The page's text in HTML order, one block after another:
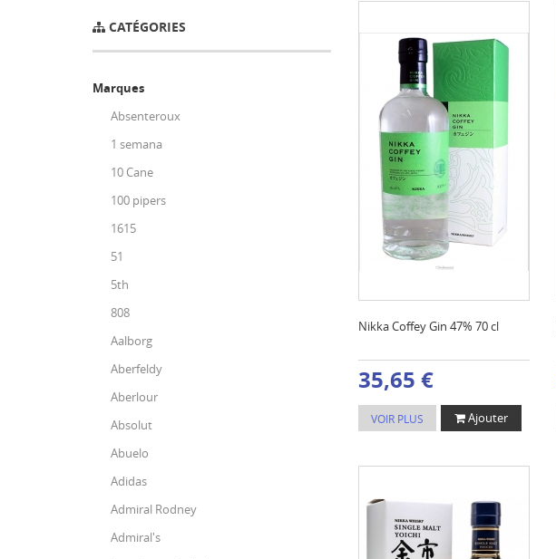
CATÉGORIES
Marques
Absenteroux
1 semana
10 Cane
100 pipers
1615
51
5th
808
Aalborg
Aberfeldy
Aberlour
Absolut
Abuelo
Adidas
Admiral Rodney
Admiral's
Nikka Coffey Gin 47% 70 cl
35,65 €
VOIR PLUS Ajouter